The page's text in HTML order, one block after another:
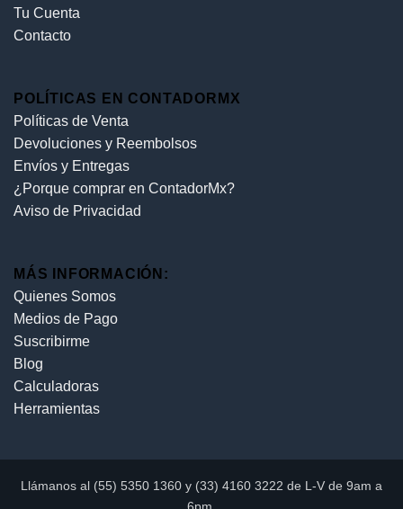
Tu Cuenta
Contacto
POLÍTICAS EN CONTADORMX
Políticas de Venta
Devoluciones y Reembolsos
Envíos y Entregas
¿Porque comprar en ContadorMx?
Aviso de Privacidad
MÁS INFORMACIÓN:
Quienes Somos
Medios de Pago
Suscribirme
Blog
Calculadoras
Herramientas
Llámanos al (55) 5350 1360 y (33) 4160 3222 de L-V de 9am a